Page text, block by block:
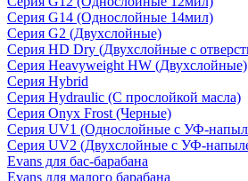
Серия G14 (Однослойные 14мил)
Серия G2 (Двухслойные)
Серия HD Dry (Двухслойные с
Серия Heavyweight HW (Двухслойные)
Серия Hybrid
Серия Hydraulic (С прослойкой масла)
Серия Onyx Frost (Черные)
Серия UV1 (Однослойные с УФ-
Серия UV2 (Двухслойные с УФ-
Evans для бас-барабана
Evans для малого барабана